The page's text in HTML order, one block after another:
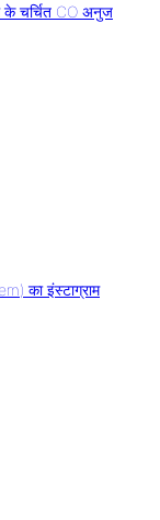
चर्चित CO अनुज
का इंस्टाग्राम